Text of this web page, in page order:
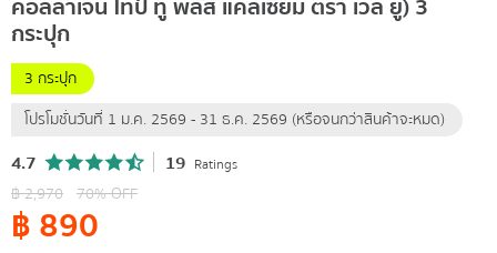
กระปุก
3 กระปุก
โปรโมชั่นวันที่ 1 ม.ค. 2569 - 31 ธ.ค. 2569 (หรือจนกว่าสินค้าจะหมด)
4.7 19 Ratings
฿2,970 70% OFF
฿890